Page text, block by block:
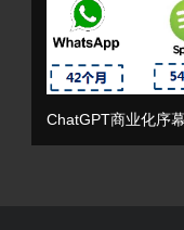
ChatGPT商业化序